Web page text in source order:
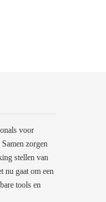
voor
zorgen
stellen van
nu gaat om een
tools en